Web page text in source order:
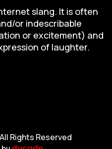
slang. It is often
or indescribable
or excitement) and
of laughter.
Rights Reserved